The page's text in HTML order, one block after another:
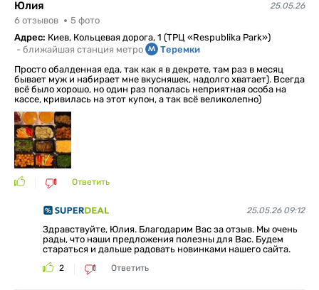
Юлия 25.05.26
6 отзывов 5 фото
Адрес: Киев, Кольцевая дорога, 1 (ТРЦ «Respublika Рark»)
- ближайшая станция метро
Теремки
Просто обалденная еда, так как я в декрете, там раз в месяц
бывает муж и набирает мне вкусняшек, надолго хватает). Всегда
всё было хорошо, но один раз попалась неприятная особа на
кассе, кривилась на этот купон, а так всё великолепно)
Ответить
25.05.26 09:12
Здравствуйте, Юлия. Благодарим Вас за отзыв. Мы очень
рады, что наши предложения полезны для Вас. Будем
стараться и дальше радовать новинками нашего сайта.
2 Ответить